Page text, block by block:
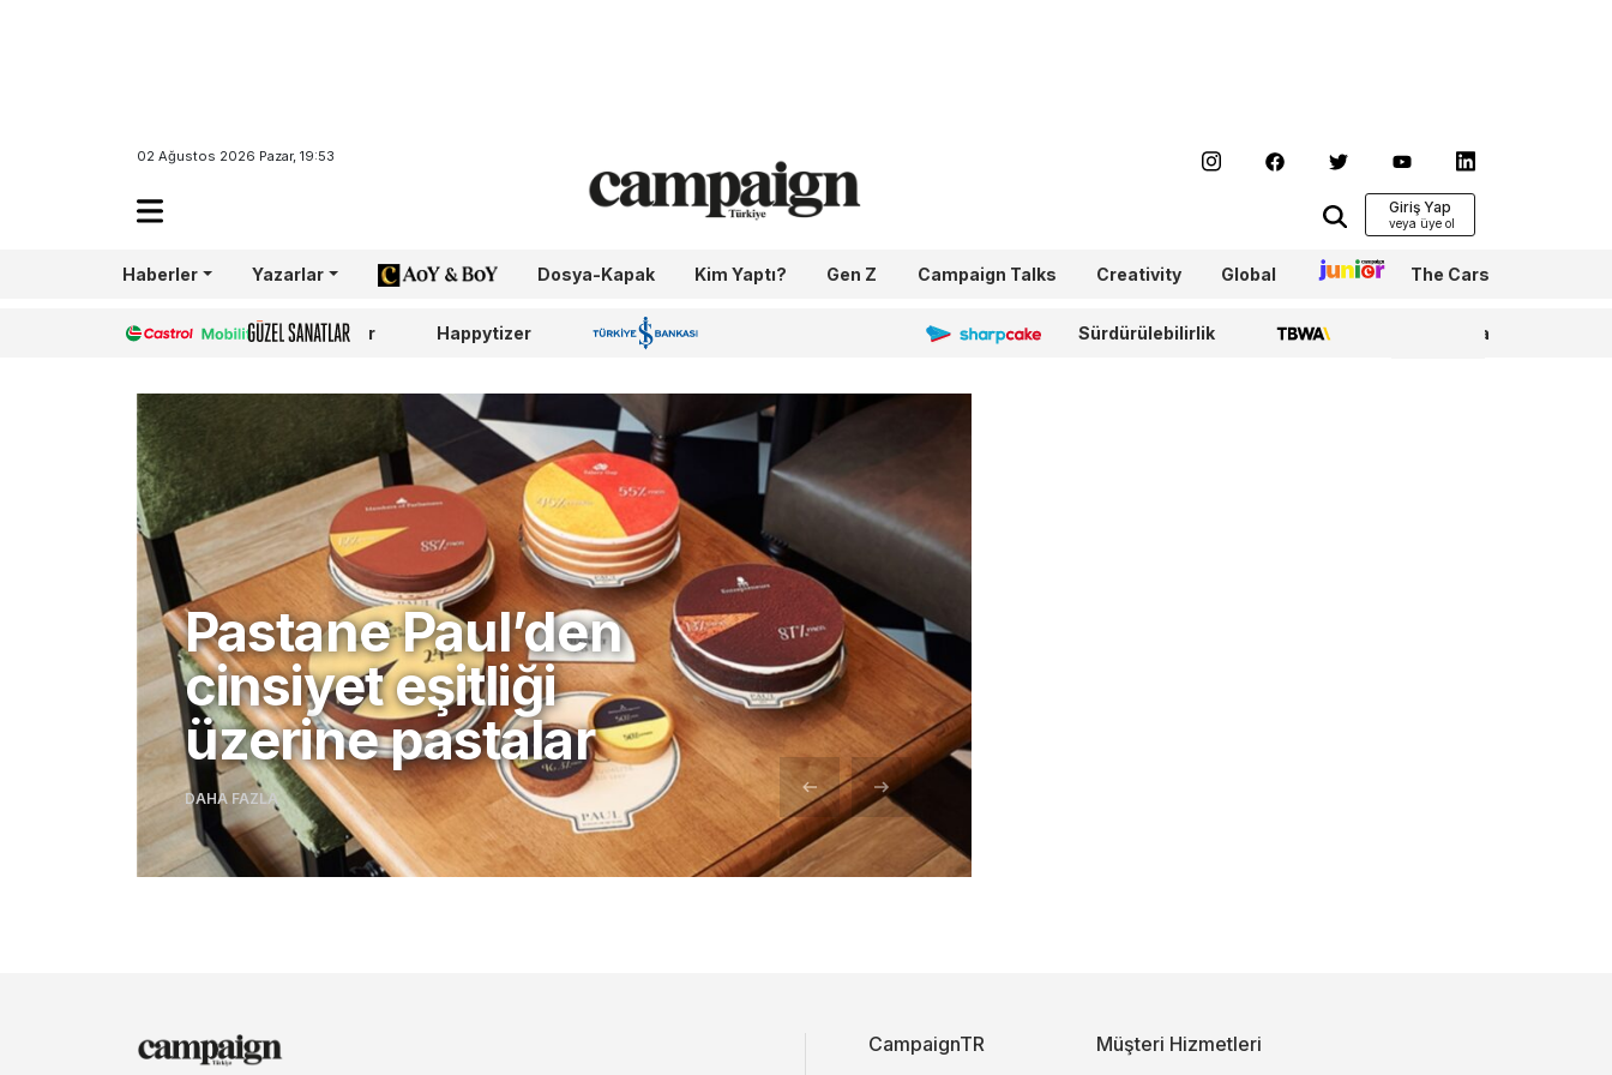
02 Ağustos 2026 Pazar, 19:53
Giriş Yap
Haberler Yazarlar AoY/BoY Dosya-Kapak Kim Yaptı? Gen Z Campaign Talks Creativity Global Junior The Cars
Castrol Güzel Sanatlar Happytizer İş Bankası 100.Yıl Sharpcake Sürdürülebilirlik TBWA WPP Media
Pastane Paul’den
cinsiyet eşitliği
üzerine pastalar
DAHA FAZLA
CampaignTR Müşteri Hizmetleri